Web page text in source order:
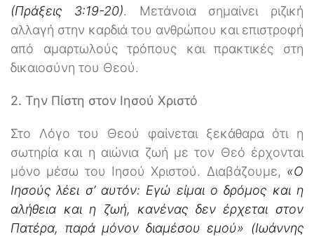
(Πράξεις 3:19-20). Μετάνοια σημαίνει ριζική
αλλαγή στην καρδιά του ανθρώπου και επιστροφή
από αμαρτωλούς τρόπους και πρακτικές στη
δικαιοσύνη του Θεού.
2. Την Πίστη στον Ιησού Χριστό
Στο Λόγο του Θεού φαίνεται ξεκάθαρα ότι η
σωτηρία και η αιώνια ζωή με τον Θεό έρχονται
μόνο μέσω του Ιησού Χριστού. Διαβάζουμε, «Ο
Ιησούς λέει σ’ αυτόν: Εγώ είμαι ο δρόμος και η
αλήθεια και η ζωή, κανένας δεν έρχεται στον
Πατέρα, παρά μόνον διαμέσου εμού» (Ιωάννης